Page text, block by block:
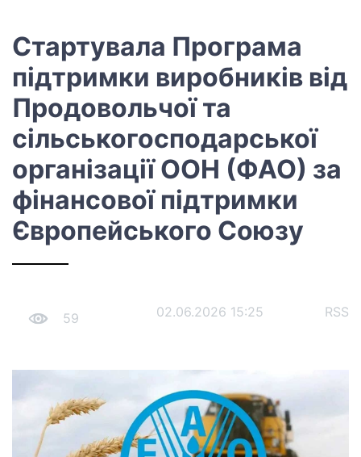
Стартувала Програма
підтримки виробників від
Продовольчої та
сільськогосподарської
організації ООН (ФАО) за
фінансової підтримки
Європейського Союзу
59 02.06.2026 15:25 RSS